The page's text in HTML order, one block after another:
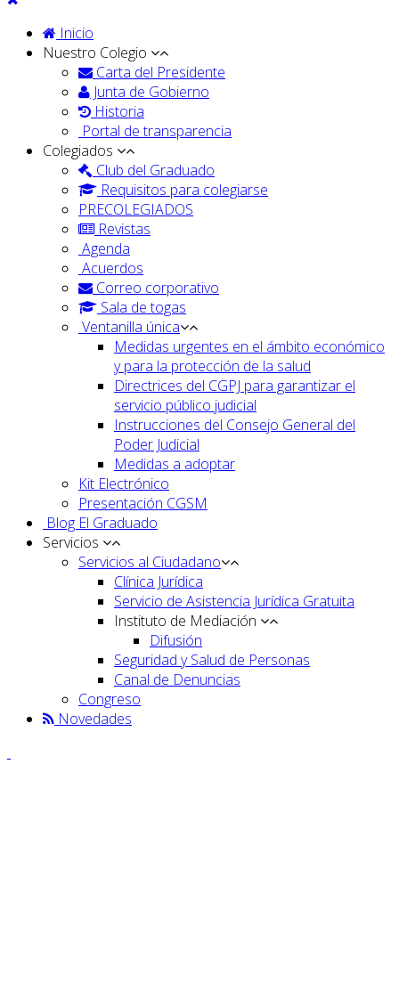
Inicio
Nuestro Colegio
Carta del Presidente
Junta de Gobierno
Historia
Portal de transparencia
Colegiados
Club del Graduado
Requisitos para colegiarse
PRECOLEGIADOS
Revistas
Agenda
Acuerdos
Correo corporativo
Sala de togas
Ventanilla única
Medidas urgentes en el ámbito económico
y para la protección de la salud
Directrices del CGPJ para garantizar el
servicio público judicial
Instrucciones del Consejo General del
Poder Judicial
Medidas a adoptar
Kit Electrónico
Presentación CGSM
Blog El Graduado
Servicios
Servicios al Ciudadano
Clínica Jurídica
Servicio de Asistencia Jurídica Gratuita
Instituto de Mediación
Difusión
Seguridad y Salud de Personas
Canal de Denuncias
Congreso
Novedades